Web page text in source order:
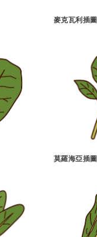
麥克瓦利插圖
莫羅海亞插圖